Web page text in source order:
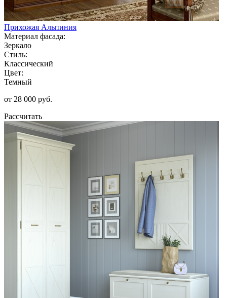
Прихожая Альпиния
Материал фасада:
Зеркало
Стиль:
Классический
Цвет:
Темный
от 28 000 руб.
Рассчитать